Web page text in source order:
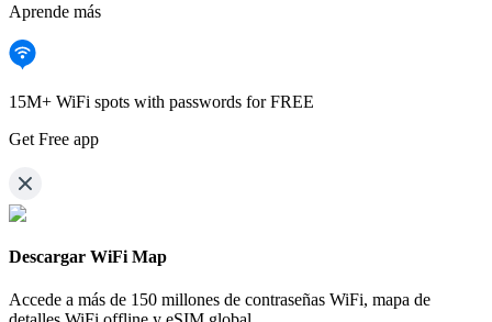
Aprende más
15M+ WiFi spots with passwords for FREE
Get Free app
Descargar WiFi Map
Accede a más de 150 millones de contraseñas WiFi, mapa de